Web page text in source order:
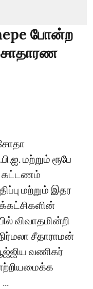
போன்ற
சாதாரண
மற்றும் ரூபே
கட்டணம்
மற்றும் இதர
விவாதமின்றி
சீதாராமன்
வணிகர்